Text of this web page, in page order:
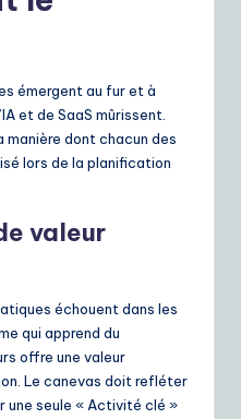
émergent au fur et à
et de SaaS mûrissent.
dont chacun des
lors de la planification
valeur
échouent dans les
qui apprend du
offre une valeur
Le canevas doit refléter
une seule « Activité clé »